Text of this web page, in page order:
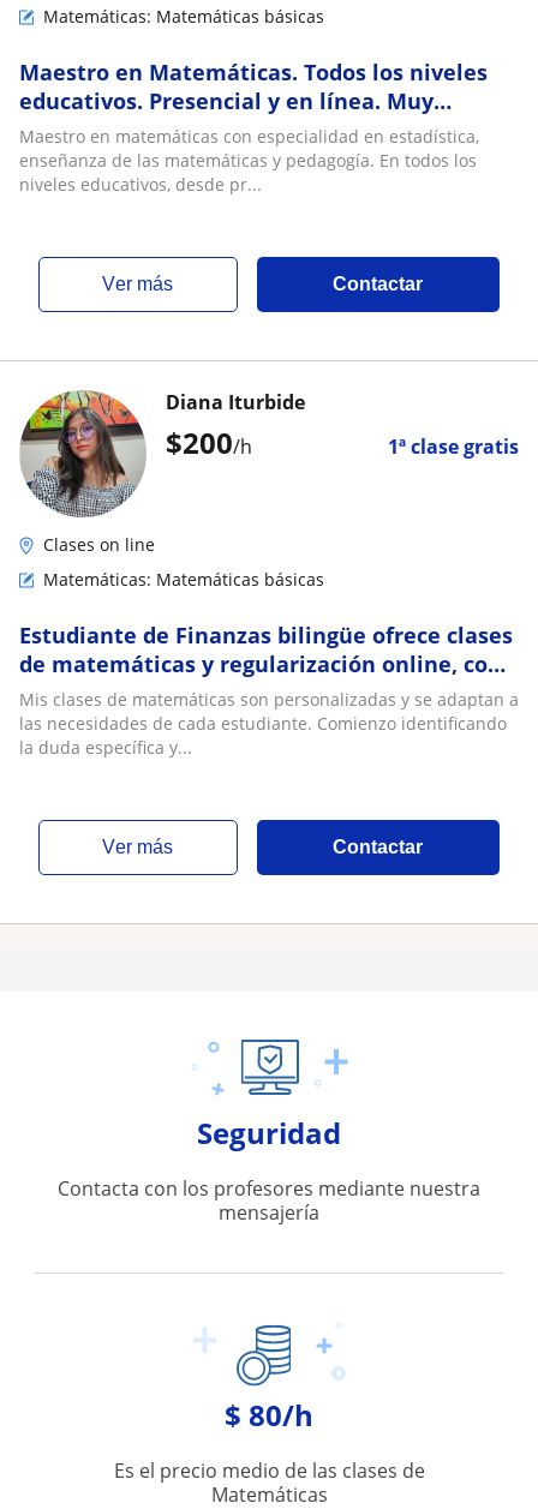
Matemáticas: Matemáticas básicas
Maestro en Matemáticas. Todos los niveles
educativos. Presencial y en línea. Muy
paciente
Maestro en matemáticas con especialidad en estadística,
enseñanza de las matemáticas y pedagogía. En todos los
niveles educativos, desde pr...
ver más Contactar
$200/h 1ª clase gratis
Diana Iturbide
Clases on line
Matemáticas: Matemáticas básicas
Estudiante de Finanzas bilingüe ofrece clases
de matemáticas y regularización online, con
explicaciones claras. Hasta preparatoria
Mis clases de matemáticas son personalizadas y se adaptan a
las necesidades de cada estudiante. Comienzo identificando
la duda específica y...
ver más Contactar
Seguridad
Contacta con los profesores mediante nuestra
mensajería
$ 80/h
Es el precio medio de las clases de
Matemáticas